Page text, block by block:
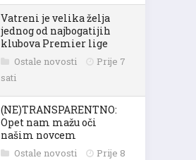
Vatreni je velika želja
jednog od najbogatijih
klubova Premier lige
Ostale novosti
Prije 7
sati
(NE)TRANSPARENTNO:
Opet nam mažu oči
našim novcem
Ostale novosti
Prije 8